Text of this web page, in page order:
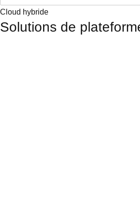
Cloud hybride
Solutions de